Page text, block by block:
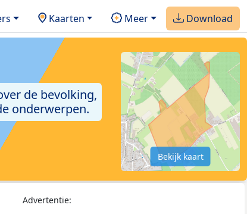
Kaarten Meer Download
de bevolking,
onderwerpen.
Bekijk kaart
Advertentie: